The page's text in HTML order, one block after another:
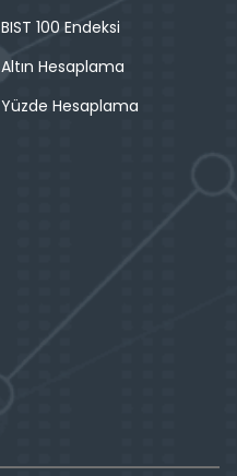
BIST 100 Endeksi
Altın Hesaplama
Yüzde Hesaplama